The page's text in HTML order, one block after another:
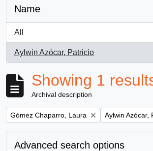
Name
All
Aylwin Azócar, Patricio
, 1 results
Showing 1
Archival description
Remove filter:
Gómez Chaparro, Laura Remove filter:
Aylwin Azócar,
Advanced search options